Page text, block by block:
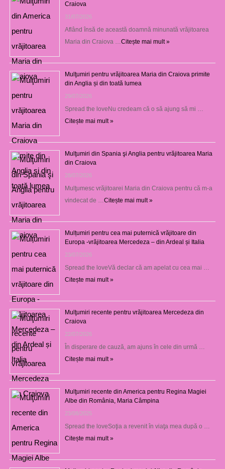
Craiova
31/07/2026
Aflând însă de această doamnă minunată vrăjitoarea
Maria din Craiova …Citește mai mult »
Mulţumiri pentru vrăjitoarea Maria din Craiova primite
din Anglia și din toată lumea
29/07/2026
Spread the loveNu credeam că o să ajung să mi …
Citește mai mult »
Mulţumiri din Spania şi Anglia pentru vrăjitoarea Maria
din Craiova
28/07/2026
Mulţumesc vrăjitoarei Maria din Craiova pentru că m-a
vindecat de …Citește mai mult »
Mulțumiri pentru cea mai puternică vrăjitoare din
Europa -vrăjitoarea Mercedeza – din Ardeal și Italia
23/07/2026
Spread the loveVă declar că am apelat cu cea mai …
Citește mai mult »
Mulţumiri recente pentru vrăjitoarea Mercedeza din
Craiova
22/07/2026
În disperare de cauză, am ajuns în cele din urmă …
Citește mai mult »
Mulţumiri recente din America pentru Regina Magiei
Albe din România, Maria Câmpina
23/08/2025
Spread the loveSoţia a revenit în viaţa mea după o …
Citește mai mult »